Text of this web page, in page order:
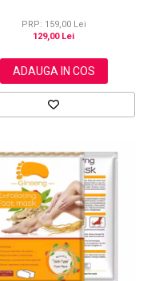
PRP: 159,00 Lei
129,00 Lei
ADAUGA IN COS